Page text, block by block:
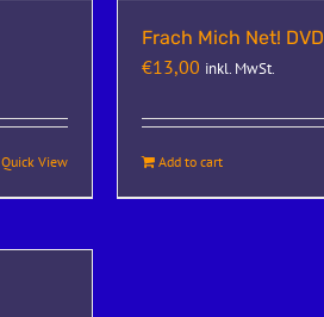
Quick View
Frach Mich Net! DVD
€13,00 inkl. MwSt.
Add to cart